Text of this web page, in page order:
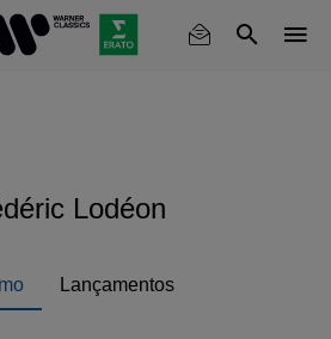
Lodéon
Lançamentos